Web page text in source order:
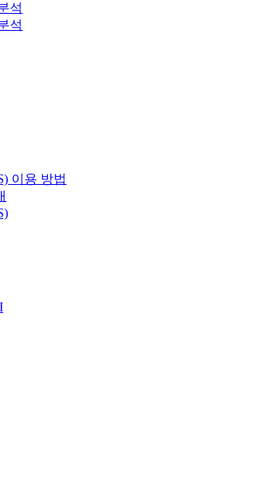
석
석
이용 방법